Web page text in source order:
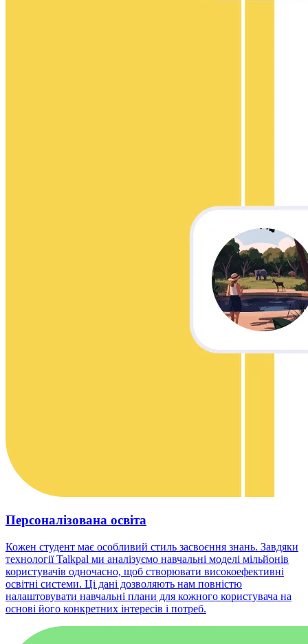
Персоналізована освіта
Кожен студент має особливий стиль засвоєння знань. Завдяки
технології Talkpal ми аналізуємо навчальні моделі мільйонів
користувачів одночасно, щоб створювати високоефективні
освітні системи. Ці дані дозволяють нам повністю
налаштовувати навчальні плани для кожного користувача на
основі його конкретних інтересів і потреб.